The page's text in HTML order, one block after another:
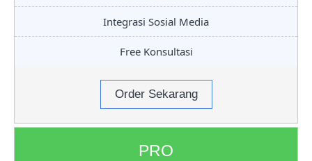
Integrasi Sosial Media
Free Konsultasi
Order Sekarang
PRO